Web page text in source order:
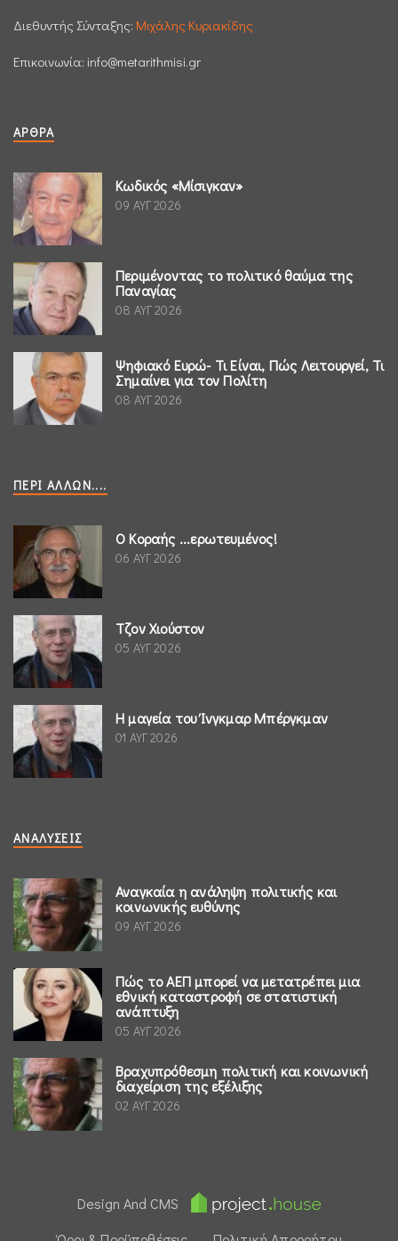
Διεθυντής Σύνταξης: Μιχάλης Κυριακίδης
Επικοινωνία: info@metarithmisi.gr
ΆΡΘΡΑ
Κωδικός «Μίσιγκαν»
09 ΑΥΓ 2026
Περιμένοντας το πολιτικό θαύμα της
Παναγίας
08 ΑΥΓ 2026
Ψηφιακό Ευρώ- Τι Είναι, Πώς Λειτουργεί, Τι
Σημαίνει για τον Πολίτη
08 ΑΥΓ 2026
ΠΕΡΊ ΆΛΛΩΝ....
Ο Κοραής ...ερωτευμένος!
06 ΑΥΓ 2026
Τζον Χιούστον
05 ΑΥΓ 2026
Η μαγεία του Ίνγκμαρ Μπέργκμαν
01 ΑΥΓ 2026
ΑΝΑΛΎΣΕΙΣ
Αναγκαία η ανάληψη πολιτικής και
κοινωνικής ευθύνης
09 ΑΥΓ 2026
Πώς το ΑΕΠ μπορεί να μετατρέπει μια
εθνική καταστροφή σε στατιστική
ανάπτυξη
05 ΑΥΓ 2026
Βραχυπρόθεσμη πολιτική και κοινωνική
διαχείριση της εξέλιξης
02 ΑΥΓ 2026
Design And CMS